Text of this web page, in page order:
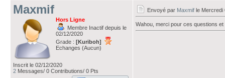
Maxmif
Hors Ligne
Membre Inactif depuis le
02/12/2020
Grade : [Kuriboh]
Echanges (Aucun)
Inscrit le 02/12/2020
2 Messages/ 0 Contributions/ 0 Pts
Envoyé par Maxmif le Mercredi
Wahou, merci pour ces questions